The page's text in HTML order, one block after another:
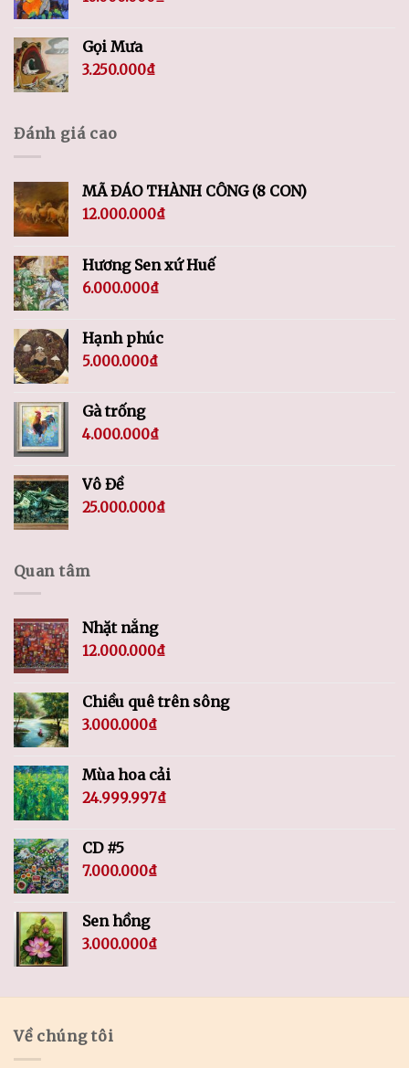
Gọi Mưa
3.250.000₫
Đánh giá cao
MÃ ĐÁO THÀNH CÔNG (8 CON)
12.000.000₫
Hương Sen xứ Huế
6.000.000₫
Hạnh phúc
5.000.000₫
Gà trống
4.000.000₫
Vô Đề
25.000.000₫
Quan tâm
Nhặt nắng
12.000.000₫
Chiều quê trên sông
3.000.000₫
Mùa hoa cải
24.999.997₫
CD #5
7.000.000₫
Sen hồng
3.000.000₫
Về chúng tôi